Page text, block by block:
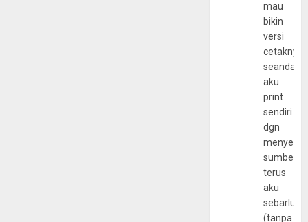
mau
bikin
versi
cetaknya
aku
print
sendiri
dgn
sumber
terus
aku
(tanpa